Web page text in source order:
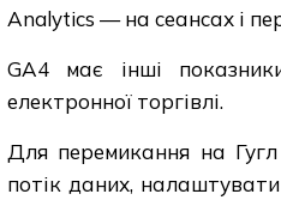
Analytics — на сеансах і
GA4 має інші
електронної торгівлі.
Для перемикання на
потік даних,